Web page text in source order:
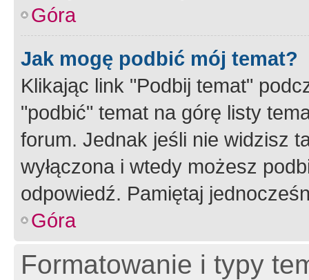
Góra
Jak mogę podbić mój temat?
Klikając link "Podbij temat"
"podbić" temat na górę listy
forum. Jednak jeśli nie widzisz
wyłączona i wtedy możesz
odpowiedź. Pamiętaj
Góra
Formatowanie i typy